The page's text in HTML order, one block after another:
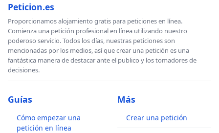
Peticion.es
Proporcionamos alojamiento gratis para peticiones en línea.
Comienza una petición profesional en línea utilizando nuestro
poderoso servicio. Todos los días, nuestras peticiones son
mencionadas por los medios, así que crear una petición es una
fantástica manera de destacar ante el publico y los tomadores de
decisiones.
Guías
Cómo empezar una
petición en línea
Más
Crear una petición